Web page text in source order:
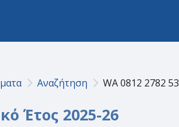
Αναζήτηση WA 0812 2782
Έτος 2025-26